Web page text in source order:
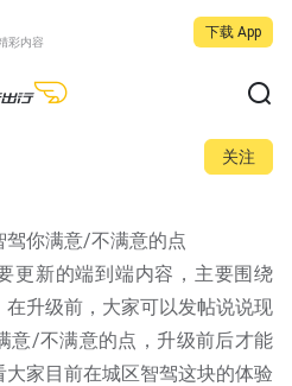
彩内容
下载 App
关注
驾你满意/不满意的点
更新的端到端内容，主要围绕
升级前，大家可以发帖说说现
意/不满意的点，升级前后才能
家目前在城区智驾这块的体验